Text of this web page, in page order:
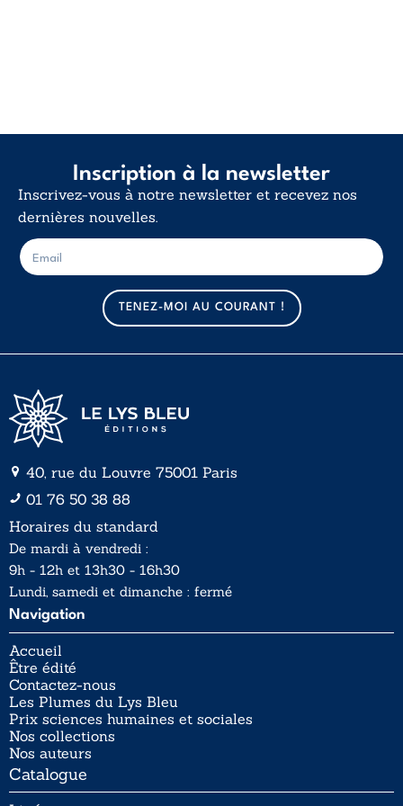
Inscription à la newsletter
Inscrivez-vous à notre newsletter et recevez nos
dernières nouvelles.
m
a
i
l
E
-
m
TENEZ-MOI AU COURANT !
40, rue du Louvre 75001 Paris
01 76 50 38 88
Horaires du standard
De mardi à vendredi :
9h - 12h et 13h30 - 16h30
Lundi, samedi et dimanche : fermé
Navigation
Accueil
Être édité
Contactez-nous
Les Plumes du Lys Bleu
Prix sciences humaines et sociales
Nos collections
Nos auteurs
Catalogue